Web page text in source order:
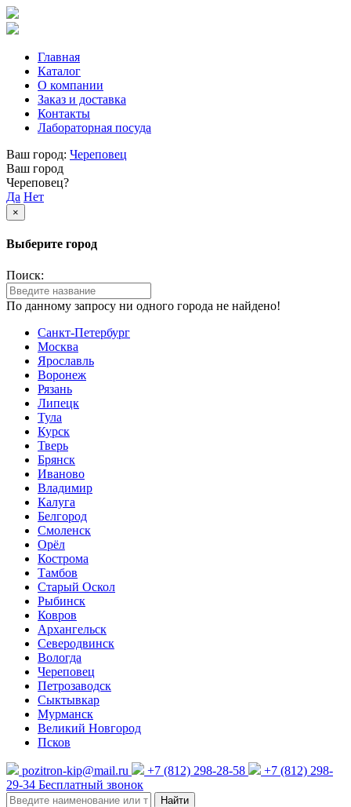
Главная
Каталог
О компании
Заказ и доставка
Контакты
Лабораторная посуда
Ваш город: Череповец
Ваш город
Череповец?
Да Нет
×
Выберите город
Поиск:
По данному запросу ни одного города не найдено!
Санкт-Петербург
Москва
Ярославль
Воронеж
Рязань
Липецк
Тула
Курск
Тверь
Брянск
Иваново
Владимир
Калуга
Белгород
Смоленск
Орёл
Кострома
Тамбов
Старый Оскол
Рыбинск
Ковров
Архангельск
Северодвинск
Вологда
Череповец
Петрозаводск
Сыктывкар
Мурманск
Великий Новгород
Псков
pozitron-kip@mail.ru +7 (812) 298-28-58
+7 (812) 298-
29-34 Бесплатный звонок
Найти